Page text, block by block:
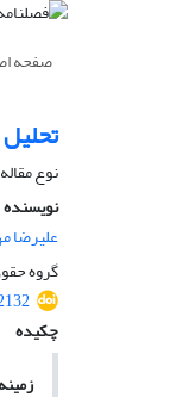
صفحه
نوع
نویسنده
علیرضا
گروه
چکیده